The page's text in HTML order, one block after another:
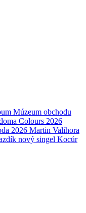
Múzeum obchodu
Colours 2026
2026 Martin Valihora
nový singel Kocúr